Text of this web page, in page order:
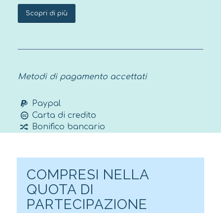
Scopri di più
Metodi di pagamento accettati
Paypal
Carta di credito
Bonifico bancario
contattare il
condizione fisica che ti permetta di
(consulta le informazioni nel Briefing
della spedizione per maggiori
dettagli).
COMPRESI NELLA
QUOTA DI
PARTECIPAZIONE